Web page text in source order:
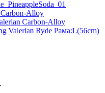
Valerian Ryde Рама:L(56cm)